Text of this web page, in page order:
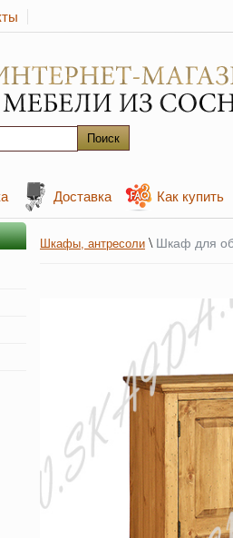
Доставка Как купить
Шкафы, антресоли \ Шкаф для